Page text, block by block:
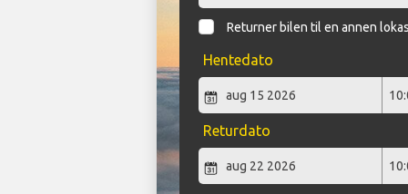
Returner bilen til en annen
Hentedato
Returdato